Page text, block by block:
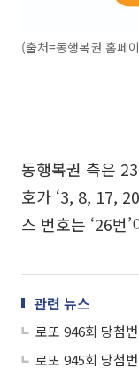
(출처=동행복권 홈페
동행복권 측은
호가 ‘3, 8, 17,
스 번호는 ‘26번’
관련 뉴스